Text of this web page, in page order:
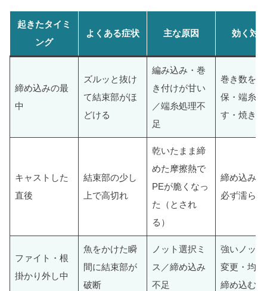
起きたタイミ
ング
よくある症状 主な原因 効く対策
締め込みの最
中
ズルッと抜け
て結束部がほ
どける
編み込み・巻
き付けが甘い
／端糸処理不
足
巻き数を確
保・端糸を
す・焼きコ
キャストした
直後
結束部の少し
上で高切れ
乾いたまま締
めた摩擦熱で
PEが脆くなっ
た（とされ
る）
締め込み前
必ず濡らす
ファイト・根
掛かり外し中
魚をかけた瞬
間に結束部が
破断
ノット選択ミ
ス／締め込み
不足
強いノット
変更・均等
締め込む